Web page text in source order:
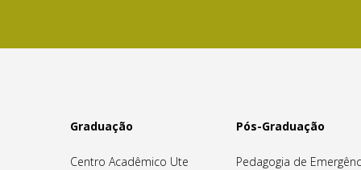
Graduação
Centro Acadêmico Ute
Pós-Graduação
Pedagogia de